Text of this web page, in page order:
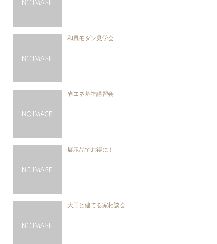
和風モダン見学会
省エネ基準講習会
展示品でお得に！
大工と建てる家相談会